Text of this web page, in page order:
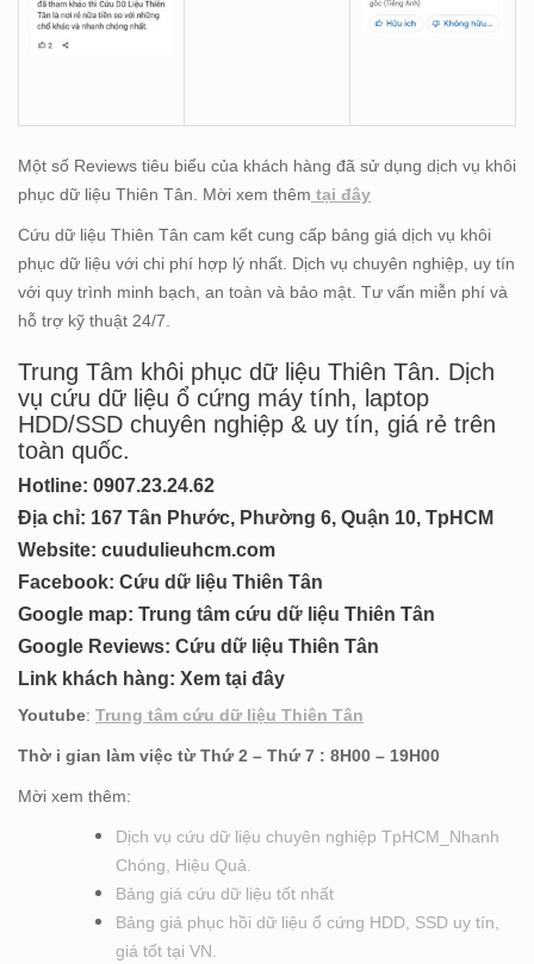
Một số Reviews tiêu biểu của khách hàng đã sử dụng dịch vụ khôi
phục dữ liệu Thiên Tân. Mời xem thêm tại đây
Cứu dữ liệu Thiên Tân cam kết cung cấp bảng giá dịch vụ khôi
phục dữ liệu với chi phí hợp lý nhất. Dịch vụ chuyên nghiệp, uy tín
với quy trình minh bạch, an toàn và bảo mật. Tư vấn miễn phí và
hỗ trợ kỹ thuật 24/7.
Trung Tâm khôi phục dữ liệu Thiên Tân. Dịch
vụ cứu dữ liệu ổ cứng máy tính, laptop
HDD/SSD chuyên nghiệp & uy tín, giá rẻ trên
toàn quốc.
Hotline: 0907.23.24.62
Địa chỉ: 167 Tân Phước, Phường 6, Quận 10, TpHCM
Website: cuudulieuhcm.com
Facebook: Cứu dữ liệu Thiên Tân
Google map: Trung tâm cứu dữ liệu Thiên Tân
Google Reviews: Cứu dữ liệu Thiên Tân
Link khách hàng: Xem tại đây
Youtube: Trung tâm cứu dữ liệu Thiên Tân
Thờ i gian làm việc từ Thứ 2 – Thứ 7 : 8H00 – 19H00
Mời xem thêm:
Dịch vụ cứu dữ liệu chuyên nghiệp TpHCM_Nhanh
Chóng, Hiệu Quả.
Bảng giá cứu dữ liệu tốt nhất
Bảng giá phục hồi dữ liệu ổ cứng HDD, SSD uy tín,
giá tốt tại VN.